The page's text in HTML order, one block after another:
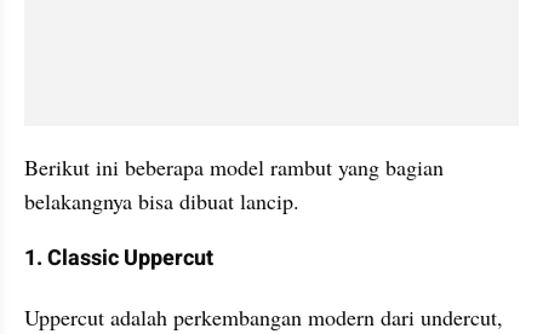
Berikut ini beberapa model rambut yang bagian
belakangnya bisa dibuat lancip.
1. Classic Uppercut
Uppercut adalah perkembangan modern dari undercut,